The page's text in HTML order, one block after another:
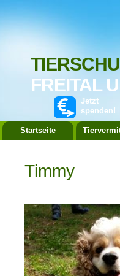
FREITAL
Jetzt
spenden!
Startseite
Timmy